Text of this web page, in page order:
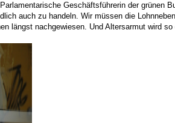
Geschäftsführerin der grünen
auch zu handeln. Wir müssen die
längst nachgewiesen. Und Altersarmut wird